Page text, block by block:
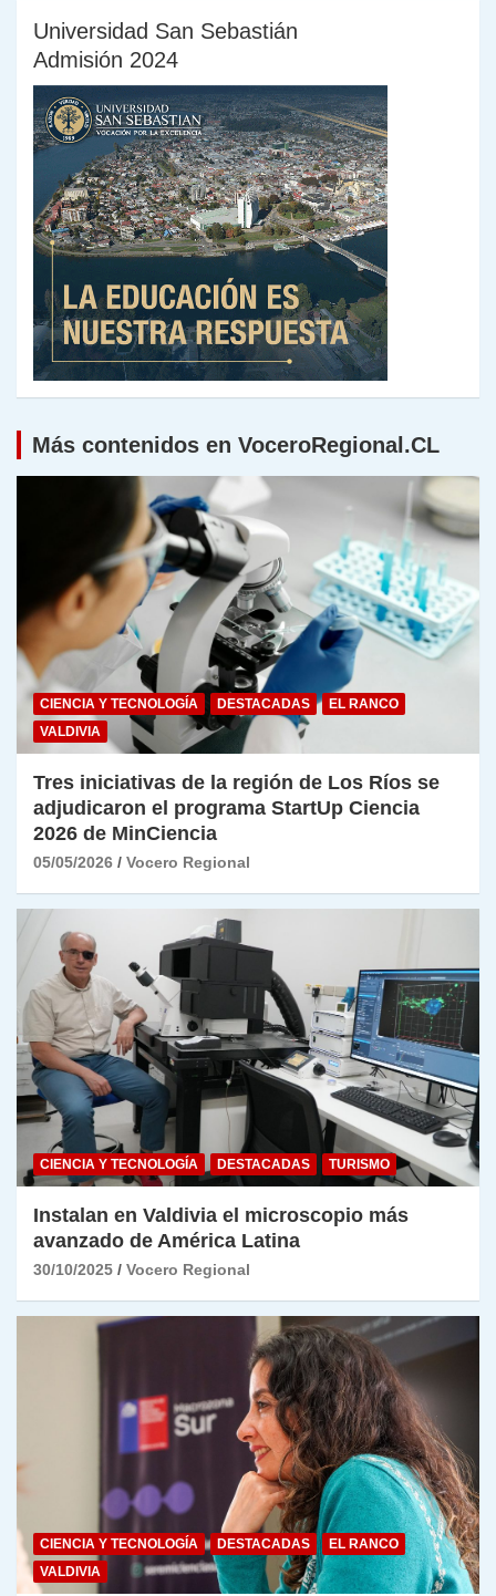
Universidad San Sebastián
Admisión 2024
Más contenidos en VoceroRegional.CL
CIENCIA Y TECNOLOGÍA DESTACADAS
EL RANCO
VALDIVIA
Tres iniciativas de la región de Los Ríos se
adjudicaron el programa StartUp Ciencia
2026 de MinCiencia
05/05/2026 Vocero Regional
CIENCIA Y TECNOLOGÍA DESTACADAS TURISMO
Instalan en Valdivia el microscopio más
avanzado de América Latina
30/10/2025 Vocero Regional
CIENCIA Y TECNOLOGÍA DESTACADAS
EL RANCO
VALDIVIA